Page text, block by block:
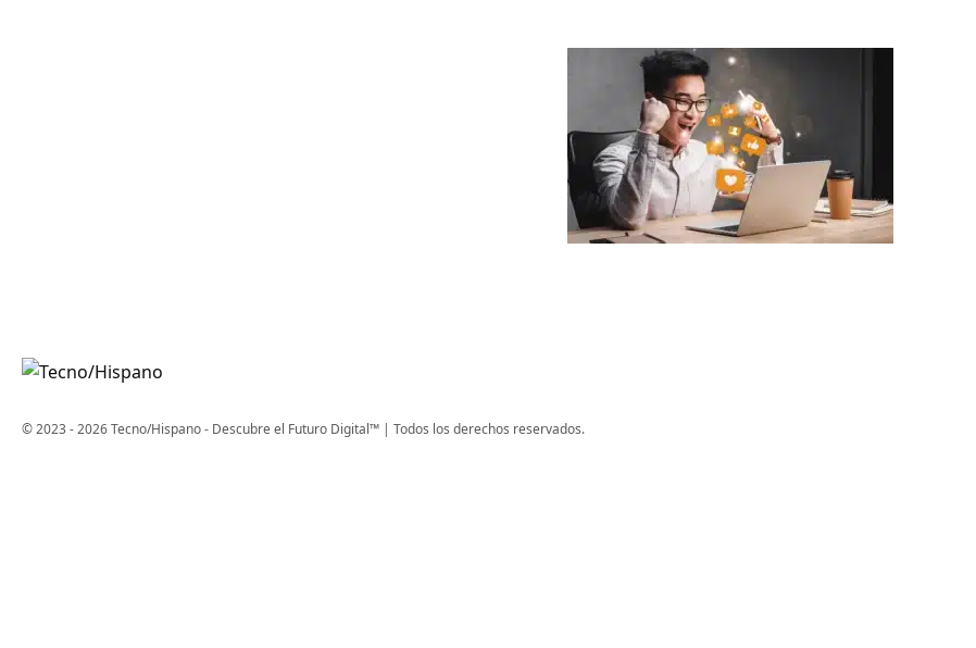
© 2023 - 2026 Tecno/Hispano - Descubre el Futuro Digital™ | Todos los derechos reservados.